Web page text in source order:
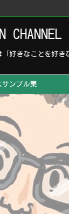
CHANNEL
好きなことを好
サンプル集